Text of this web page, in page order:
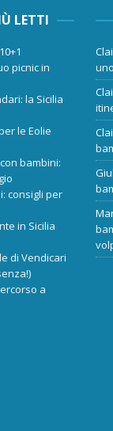
LETTI
picnic in
la Sicilia
le Eolie
bambini:
consigli per
in Sicilia
di Vendicari
a